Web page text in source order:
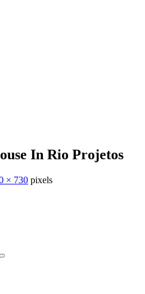
In Rio Projetos
× 730 pixels